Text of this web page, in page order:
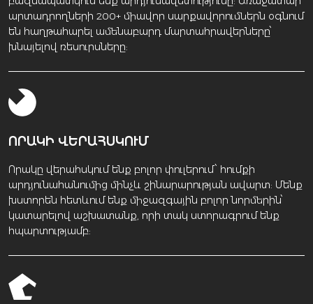
արտադրողների 200+ միավոր սարքավորումներն օգնում
են հաղթահարել ամենաբարդ մարտահրավերները՝
խնայելով ռեսուրսները:
ՈՐԱԿԻ ՎԵՐԱՀՍԿՈՒՄ
Որակը վերահսկում ենք բոլոր փուլերում՝ հումքի
արդյունահանումից մինչև շինարարության ավարտ: Մենք
խստորեն հետևում ենք միջազգային բոլոր նորմերին՝
կատարելով աշխատանք, որի տակ ստորագրում ենք
հպարտությամբ: